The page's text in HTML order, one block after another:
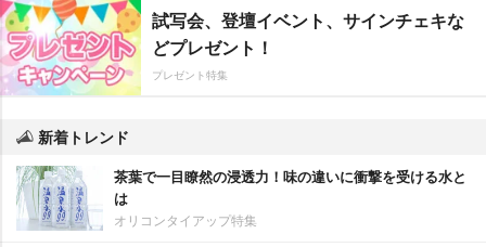
試写会、登壇イベント、サインチェキな
どプレゼント！
プレゼント特集
新着トレンド
茶葉で一目瞭然の浸透力！味の違いに衝撃を受ける水と
は
オリコンタイアップ特集